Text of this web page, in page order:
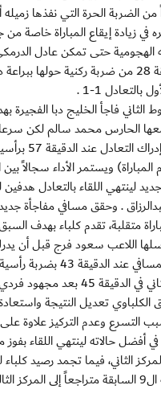
الضربة الحرة التي نفذها
في زيادة إيقاع المباراة خاصة
الهجومية حتى تمكن عادل
التعادل في الدقيقة 28 من ضربة ركنية
1-1 .
الثاني فاجأ الخليج دبا الفجيرة
الحارس محمد سالم لكن
العودة
المباراة) ويستمر الأداء سجالاً
اللقاء بالتعادل هدفين
. وحقق مسافي مفاجأة
اللاعب سعود فرج قبل أن
إدريسا التعادل لمسافي
عبدالله الهدف الثاني في
الكلباوي تعديل النتيجة
التسرع وعدم التركيز علاوة
أفضل حالاته لينتهي اللقاء
في المركز الثاني، فيما تجمد رصيد
التوالي عند نقاطه ال9 السابقة متراجعاً إلى